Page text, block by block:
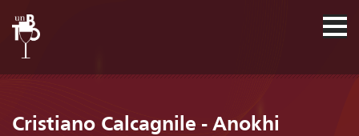
Cristiano Calcagnile - Anokhi